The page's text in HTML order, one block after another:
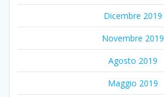
Dicembre 2019
Novembre 2019
Agosto 2019
Maggio 2019